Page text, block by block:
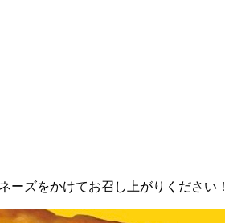
ズをかけてお召し上がりください！